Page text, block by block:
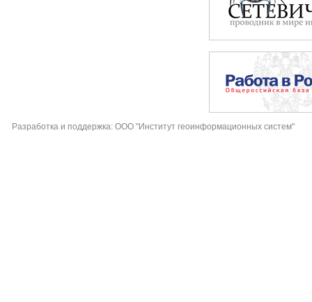
Разработка и поддержка: ООО "Институт геоинформационных систем"